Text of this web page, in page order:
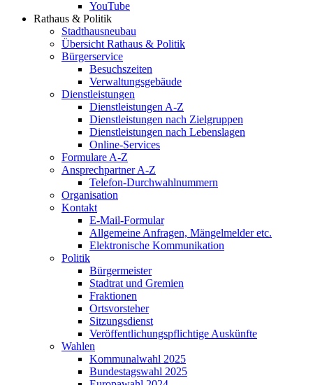
YouTube
Rathaus & Politik
Stadthausneubau
Übersicht Rathaus & Politik
Bürgerservice
Besuchszeiten
Verwaltungsgebäude
Dienstleistungen
Dienstleistungen A-Z
Dienstleistungen nach Zielgruppen
Dienstleistungen nach Lebenslagen
Online-Services
Formulare A-Z
Ansprechpartner A-Z
Telefon-Durchwahlnummern
Organisation
Kontakt
E-Mail-Formular
Allgemeine Anfragen, Mängelmelder etc.
Elektronische Kommunikation
Politik
Bürgermeister
Stadtrat und Gremien
Fraktionen
Ortsvorsteher
Sitzungsdienst
Veröffentlichungspflichtige Auskünfte
Wahlen
Kommunalwahl 2025
Bundestagswahl 2025